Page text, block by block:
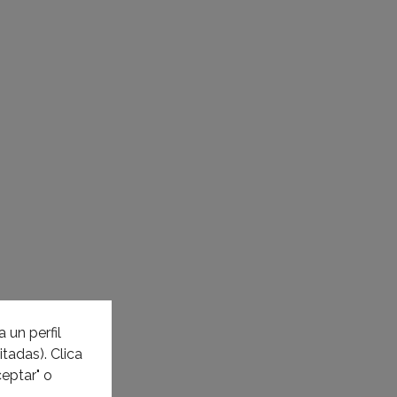
un perfil
Clica
o